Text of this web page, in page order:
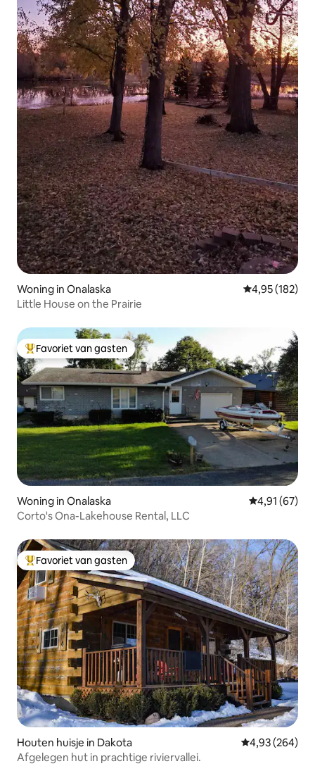
Woning in Onalaska Gemiddelde
4,95 (182)
Little House on the Prairie
Topfavoriet van gasten
Favoriet van gasten
Woning in Onalaska Gemiddelde
4,91 (67)
Corto's Ona-Lakehouse Rental, LLC
Topfavoriet van gasten
Favoriet van gasten
Houten huisje in Dakota Gemiddelde
4,93 (264)
Afgelegen hut in prachtige riviervallei.